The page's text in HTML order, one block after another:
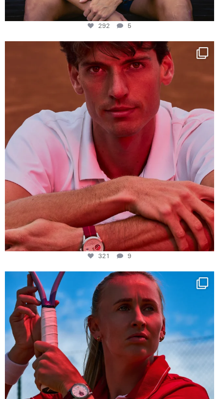
292 5
One last dance at home
This week at...
321
9
321 9
Determination, elegance and Swiss precision —
442
14